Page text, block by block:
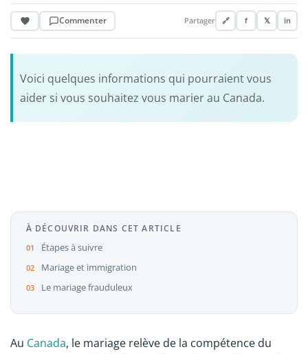
Commenter Partager 🔗 f 𝕏 in
Voici quelques informations qui pourraient vous
aider si vous souhaitez vous marier au Canada.
À DÉCOUVRIR DANS CET ARTICLE
Étapes à suivre
Mariage et immigration
Le mariage frauduleux
Au Canada, le mariage relève de la compétence du